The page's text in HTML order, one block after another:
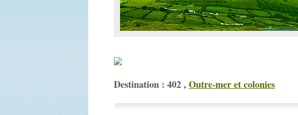
Destination : 402 , Outre-mer et colonies